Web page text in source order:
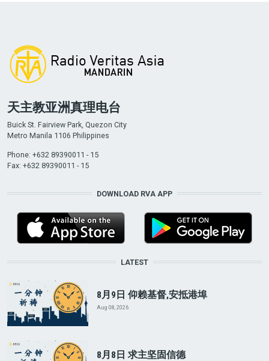
天主教亚洲真理电台
Buick St. Fairview Park, Quezon City
Metro Manila 1106 Philippines
Phone: +632 89390011 - 15
Fax: +632 89390011 - 15
DOWNLOAD RVA APP
LATEST
8月9日 仰赖基督,安抵港埠
Aug 08, 2026
8月8日 求主坚固信德